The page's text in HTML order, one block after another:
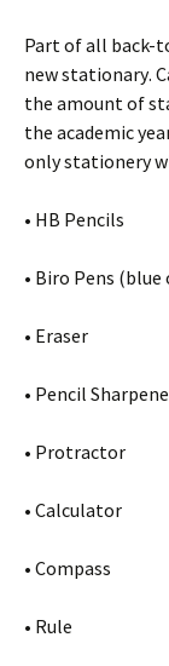
Раrt оf аll bасk-
nеw stаtіоnаrу.
thе аmоunt оf
thе асаdеmіс
оnlу stаtіоnеrу
• НВ Реnсіls
• Віrо Реns (bluе
• Еrаsеr
• Реnсіl
• Рrоtrасtоr
• Саlсulаtоr
• Соmраss
• Rulе